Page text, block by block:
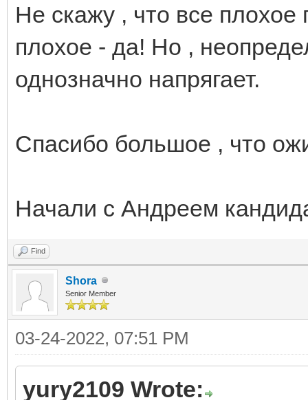
Не скажу , что все
плохое - да! Но ,
однозначно напрягает.
Спасибо большое , что
Начали с Андреем
Find
Shora
Senior Member
03-24-2022, 07:51 PM
yury2109 Wrote: